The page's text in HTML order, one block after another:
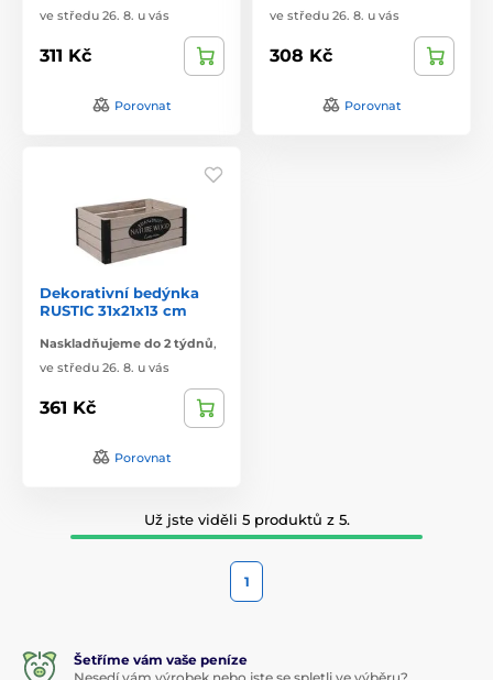
ve středu 26. 8. u vás
311 Kč
Porovnat
ve středu 26. 8. u vás
308 Kč
Porovnat
Dekorativní bedýnka
RUSTIC 31x21x13 cm
Naskladňujeme do 2 týdnů,
ve středu 26. 8. u vás
361 Kč
Porovnat
Už jste viděli 5 produktů z 5.
1
Šetříme vám vaše peníze